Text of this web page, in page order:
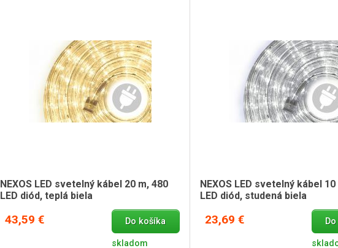
NEXOS LED svetelný kábel 20 m, 480
LED diód, teplá biela
43,59 € Do košíka
skladom
NEXOS LED svetelný kábel 10
LED diód, studená biela
23,69 €